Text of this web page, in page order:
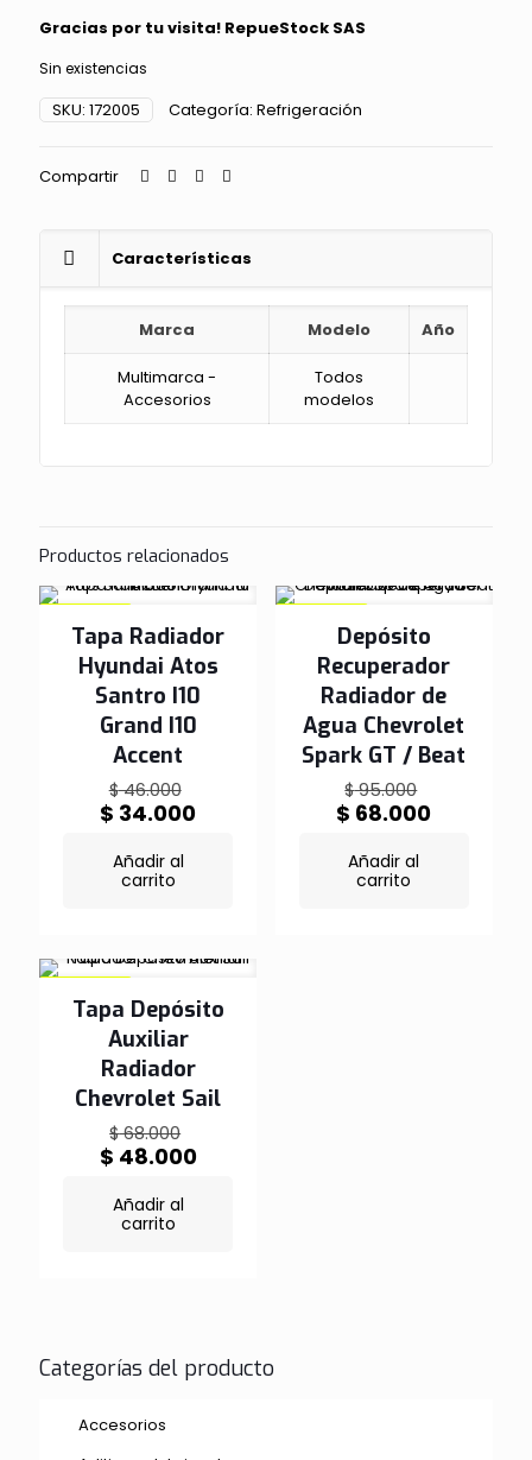
Gracias por tu visita! RepueStock SAS
Sin existencias
SKU: 172005 Categoría: Refrigeración
Compartir
Características
Marca Modelo Año
Multimarca -
Accesorios
Todos
modelos
Productos relacionados
Tapa Radiador
Hyundai Atos
Santro I10
Grand I10
Accent
$46.000
precio
$ 34.000El
Añadir al
carrito
Depósito
Recuperador
Radiador de
Agua Chevrolet
Spark GT / Beat
$95.000
precio
$ 68.000El
Añadir al
carrito
Tapa Depósito
Auxiliar
Radiador
Chevrolet Sail
$68.000
precio
$ 48.000El
Añadir al
carrito
Categorías del producto
Accesorios